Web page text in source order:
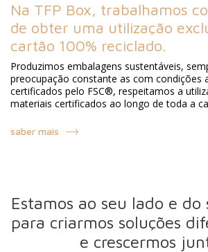
Na TFP Box, trabalhamos
de obter uma utilização
cartão 100% reciclado.
Produzimos embalagens sustentáveis,
preocupação constante as com condições
certificados pelo FSC®, respeitamos a
materiais certificados ao longo de toda a
saber mais
Estamos ao seu lado e do
para criarmos soluções
e crescermos